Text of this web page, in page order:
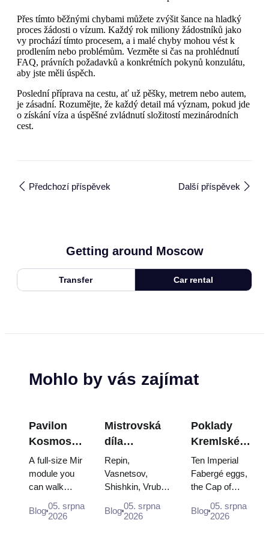
Přes tímto běžnými chybami můžete zvýšit šance na hladký
proces žádosti o vízum. Každý rok miliony žádostníků jako
vy prochází tímto procesem, a i malé chyby mohou vést k
prodlením nebo problémům. Vezměte si čas na prohlédnutí
FAQ, právních požadavků a konkrétních pokynů konzulátu,
aby jste měli úspěch.
Poslední příprava na cestu, ať už pěšky, metrem nebo autem,
je zásadní. Rozumějte, že každý detail má význam, pokud jde
o získání víza a úspěšné zvládnutí složitostí mezinárodních
cest.
Předchozí příspěvek Další příspěvek
Getting around Moscow
Transfer Car rental
Mohlo by vás zajímat
Pavilon
Kosmos
na VDNCh:
Uvnitř
největší
ruské
vesmírné
A full-size Mir
module you
can walk
Energia–
Blog05. srpna
2026
Mistrovská
díla
Treťjakovské
galerie:
Obrazy, kvůli
kterým se
vyplatí
Repin,
Vasnetsov,
Shishkin, Vrubel,
Surikov — the
Blog05. srpna
2026
Poklady
Kremlské
zbrojnice:
Fabergého
vejce, trůny
korunovační
Ten Imperial
Fabergé eggs,
the Cap of
double throne of
Blog05. srpna
2026